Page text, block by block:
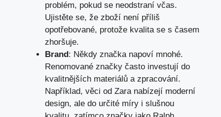
problém, pokud se neodstraní včas.
Ujistěte se, že zboží není příliš
opotřebované, protože kvalita se s časem
zhoršuje.
Brand: Někdy značka napoví mnohé.
Renomované značky často investují do
kvalitnějších materiálů a zpracování.
Například, věci od Zara nabízejí moderní
design, ale do určité míry i slušnou